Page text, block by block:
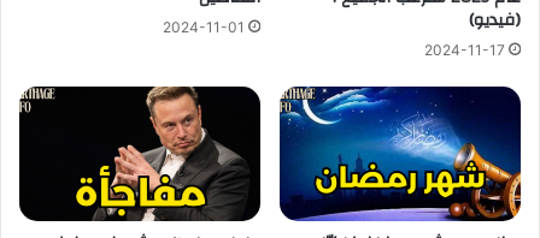
(فيديو)
2024-11-17
2024-11-01